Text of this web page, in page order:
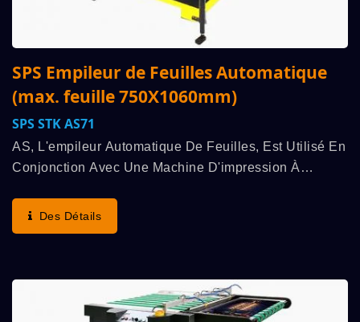
SPS Empileur de Feuilles Automatique
(max. feuille 750X1060mm)
SPS STK AS71
AS, L'empileur Automatique De Feuilles, Est Utilisé En
Conjonction Avec Une Machine D'impression À
SPS. Ils Fonctionnent En Synchronisation, Mettant...
Des Détails